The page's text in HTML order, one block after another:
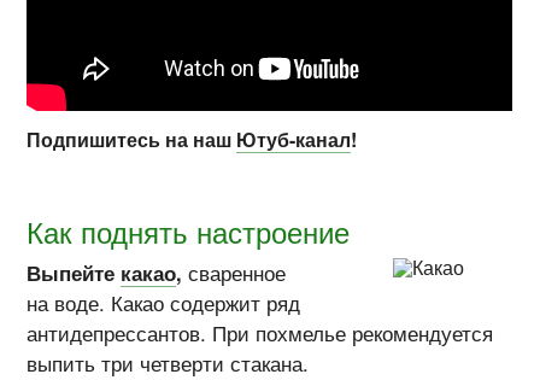
Подпишитесь на наш Ютуб-канал!
Как поднять настроение
Выпейте какао, сваренное
на воде. Какао содержит ряд
антидепрессантов. При похмелье рекомендуется
выпить три четверти стакана.